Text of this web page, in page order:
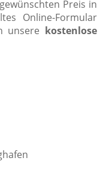
Preis in
Online-Formular
unsere kostenlose